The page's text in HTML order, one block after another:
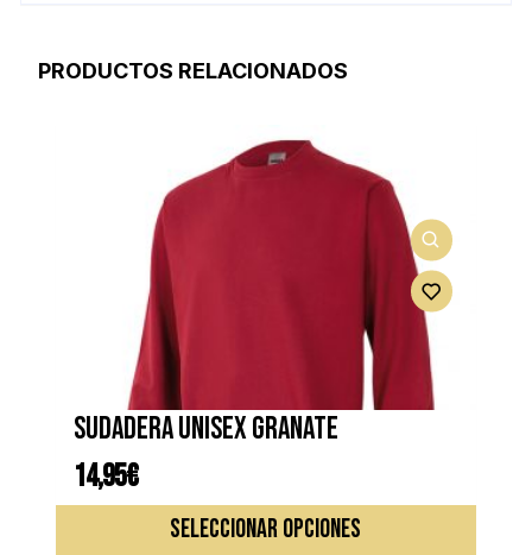
PRODUCTOS RELACIONADOS
Sudadera unisex granate
14,95€
SELECCIONAR OPCIONES
Este